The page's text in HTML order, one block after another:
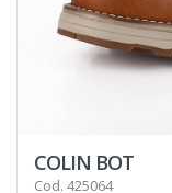
COLIN BOT
Cod. 425064